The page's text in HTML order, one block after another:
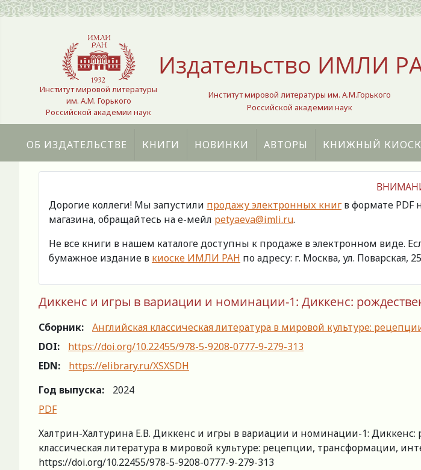
Выберите язык
Институт мировой литературы
им. А.М. Горького
Российской академии наук
Издательство ИМЛИ
Институт мировой литературы им. А.М.Горького
Российской академии наук
ОБ ИЗДАТЕЛЬСТВЕ КНИГИ НОВИНКИ АВТОРЫ КНИЖНЫЙ КИОСК
Дорогие коллеги! Мы запустили продажу электронных книг в формате PDF
магазина, обращайтесь на е-мейл petyaeva@imli.ru.
Не все книги в нашем каталоге доступны к продаже в электронном виде.
бумажное издание в киоске ИМЛИ РАН по адресу: г. Москва, ул. Поварская,
Диккенс и игры в вариации и номинации-1: Диккенс:
Сборник:
Английская классическая литература в мировой культуре:
DOI:
https://doi.org/10.22455/978-5-9208-0777-9-279-313
EDN:
https://elibrary.ru/XSXSDH
Год выпуска:
2024
PDF
Халтрин-Халтурина Е.В. Диккенс и игры в вариации и номинации-1: Диккенс:
классическая литература в мировой культуре: рецепции, трансформации,
https://doi.org/10.22455/978-5-9208-0777-9-279-313